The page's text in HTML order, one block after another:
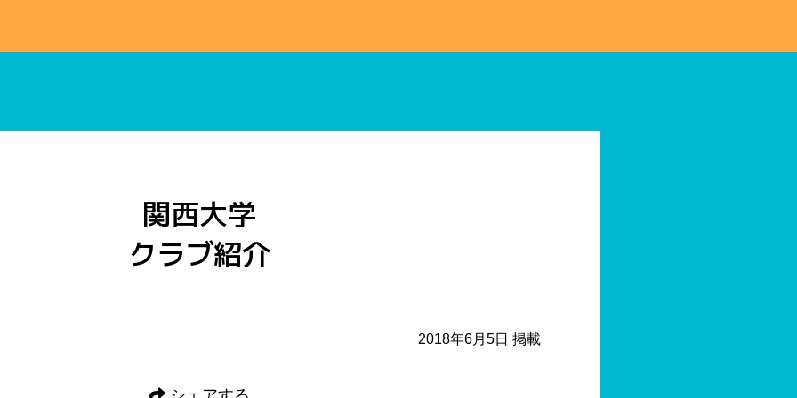
関西大学
クラブ紹介
2018年6月5日 掲載